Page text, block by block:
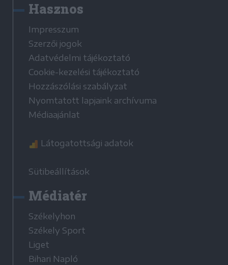
Hasznos
Impresszum
Szerzői jogok
Adatvédelmi tájékoztató
Cookie-kezelési tájékoztató
Hozzászólási szabályzat
Nyomtatott lapjaink archívuma
Médiaajánlat
Látogatottsági adatok
Sütibeállítások
Médiatér
Székelyhon
Székely Sport
Liget
Bihari Napló